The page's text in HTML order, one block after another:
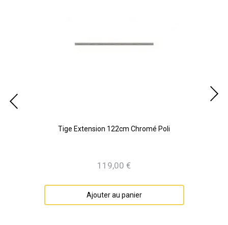
Tige Extension 122cm Chromé Poli
Prix
119,00 €
Ajouter au panier